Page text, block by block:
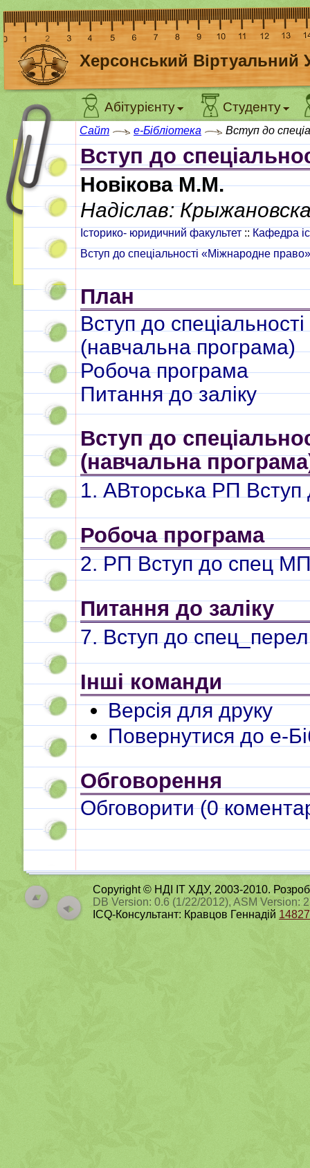
Херсонський Віртуальний
Абітурієнту Студенту
Сайт e-Бібліотека Вступ до
Вступ до
Новікова М.М.
Надіслав:
Історико- юридичний факультет :: Кафедра
Вступ до спеціальності «Міжнародне право»
План
Вступ до
(навчальна програма)
Робоча програма
Питання до заліку
Вступ до
(навчальна
1. АВторська РП
Робоча програма
2. РП Вступ до спец
Питання до заліку
7. Вступ до
Інші команди
Версія для друку
Повернутися до e-
Обговорення
Обговорити (0
Copyright © НДІ ІТ ХДУ, 2003-2010.
DB Version: 0.6 (1/22/2012), ASM Version:
ICQ-Консультант: Кравцов Геннадій